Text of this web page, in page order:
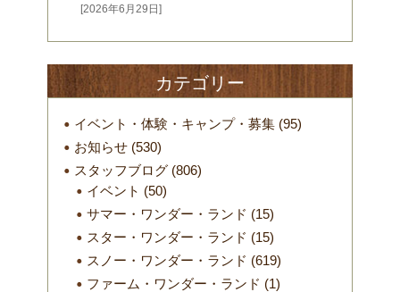
[2026年6月29日]
カテゴリー
イベント・体験・キャンプ・募集(95)
お知らせ(530)
スタッフブログ(806)
イベント (50)
サマー・ワンダー・ランド (15)
スター・ワンダー・ランド (15)
スノー・ワンダー・ランド (619)
ファーム・ワンダー・ランド (1)